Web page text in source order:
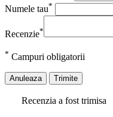
Numele tau*
Recenzie*
* Campuri obligatorii
Anuleaza Trimite
Recenzia a fost trimisa